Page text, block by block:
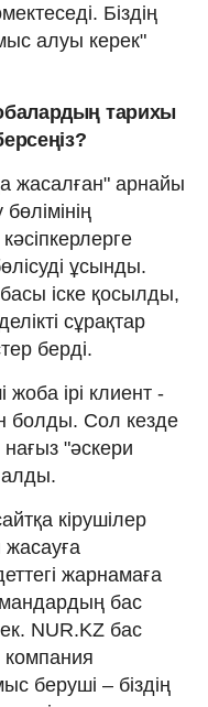
Біздің
алуы керек"
тарихы
жасалған" арнайы
ұсынды.
іске қосылды,
сұрақтар
берді.
жоба ірі клиент -
болды. Сол кезде
"әскери
кірушілер
жарнамаға
бас
NUR.KZ бас
беруші – біздің